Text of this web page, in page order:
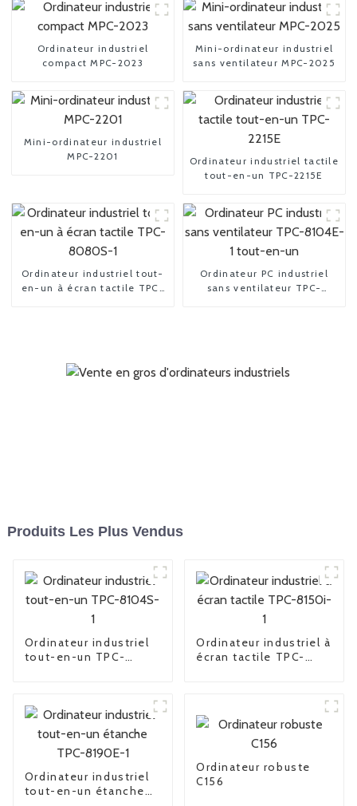
Ordinateur industriel
compact MPC-2023
Mini-ordinateur industriel
sans ventilateur MPC-2025
Mini-ordinateur industriel
MPC-2201
Ordinateur industriel tactile
tout-en-un TPC-2215E
Ordinateur industriel tout-
en-un à écran tactile TPC-
Ordinateur PC industriel
sans ventilateur TPC-
Produits Les Plus Vendus
Ordinateur industriel
tout-en-un TPC-
Ordinateur industriel à
écran tactile TPC-
Ordinateur industriel
tout-en-un étanche
Ordinateur robuste
C156